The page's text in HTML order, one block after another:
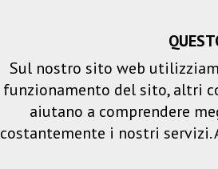
Sul nostro sito web
funzionamento del sito, altri
aiutano a comprendere
costantemente i nostri servizi.